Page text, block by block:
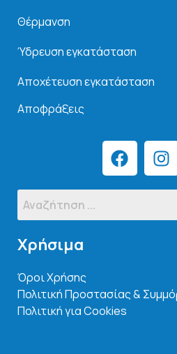
Θέρμανση
Ύδρευση εγκατάσταση
Αποχέτευση εγκατάσταση
Αποφράξεις
Χρήσιμα
Όροι Χρήσης
Πολιτική Προστασίας &
Πολιτική για Cookies